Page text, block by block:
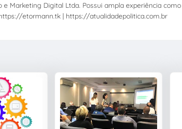
e Marketing Digital Ltda. Possui ampla experiência
etormann.tk | https://atualidadepolitica.com.br